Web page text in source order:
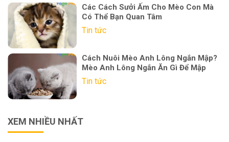
Các Cách Sưởi Ấm Cho Mèo Con Mà
Có Thể Bạn Quan Tâm
Tin tức
Cách Nuôi Mèo Anh Lông Ngắn Mập?
Mèo Anh Lông Ngắn Ăn Gì Để Mập
Tin tức
XEM NHIỀU NHẤT